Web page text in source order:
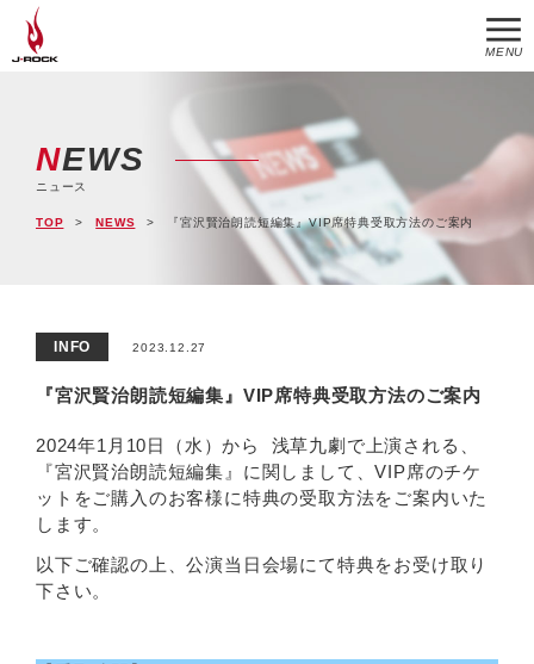
MENU
NEWS
ニュース
TOP NEWS 『宮沢賢治朗読短編集』VIP席特典受取方法のご案内
INFO 2023.12.27
『宮沢賢治朗読短編集』VIP席特典受取方法のご案内
2024年1月10日（水）から 浅草九劇で上演される、
『宮沢賢治朗読短編集』に関しまして、VIP席のチケ
ットをご購入のお客様に特典の受取方法をご案内いた
します。
以下ご確認の上、公演当日会場にて特典をお受け取り
下さい。